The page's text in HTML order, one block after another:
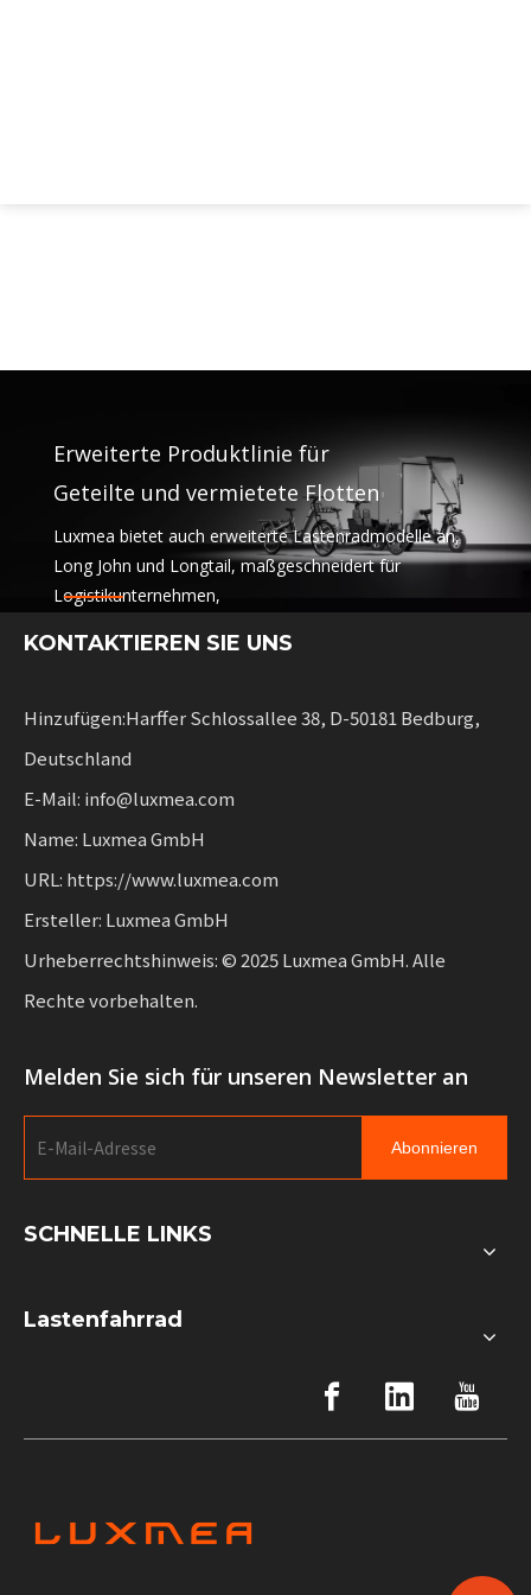
Erweiterte Produktlinie für
Geteilte und vermietete Flotten
Luxmea bietet auch erweiterte Lastenradmodelle an,
Long John und Longtail, maßgeschneidert für
Logistikunternehmen,
vereinen Funktionalität
Mobilität skalieren.
KONTAKTIEREN SIE UNS
Hinzufügen:Harffer Schlossallee 38, D-50181 Bedburg,
Deutschland
E-Mail: info@luxmea.com
Name: Luxmea GmbH
URL: https://www.luxmea.com
Ersteller: Luxmea GmbH
Urheberrechtshinweis: © 2025 Luxmea GmbH. Alle
Rechte vorbehalten.
Melden Sie sich für unseren Newsletter an
Abonnieren
SCHNELLE LINKS
Lastenfahrrad